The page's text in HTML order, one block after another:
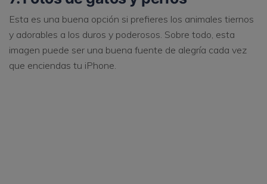
Esta es una buena opción si prefieres los animales tiernos
y adorables a los duros y poderosos. Sobre todo, esta
imagen puede ser una buena fuente de alegría cada vez
que enciendas tu iPhone.